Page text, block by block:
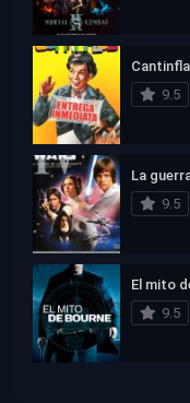
9.5
9.5
El mito
9.5